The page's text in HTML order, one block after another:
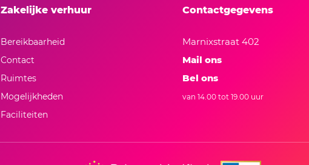
Contactgegevens
Marnixstraat 402
Mail ons
Bel ons
van 14.00 tot 19.00 uur
Zakelijke verhuur
Bereikbaarheid
Contact
Ruimtes
Mogelijkheden
Faciliteiten